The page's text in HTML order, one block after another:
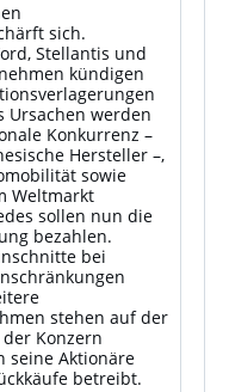
sich.
Stellantis und
kündigen
Ursachen werden
Konkurrenz –
Hersteller –,
sowie
Weltmarkt
sollen nun die
bezahlen.
bei
stehen auf der
Konzern
seine Aktionäre
betreibt.